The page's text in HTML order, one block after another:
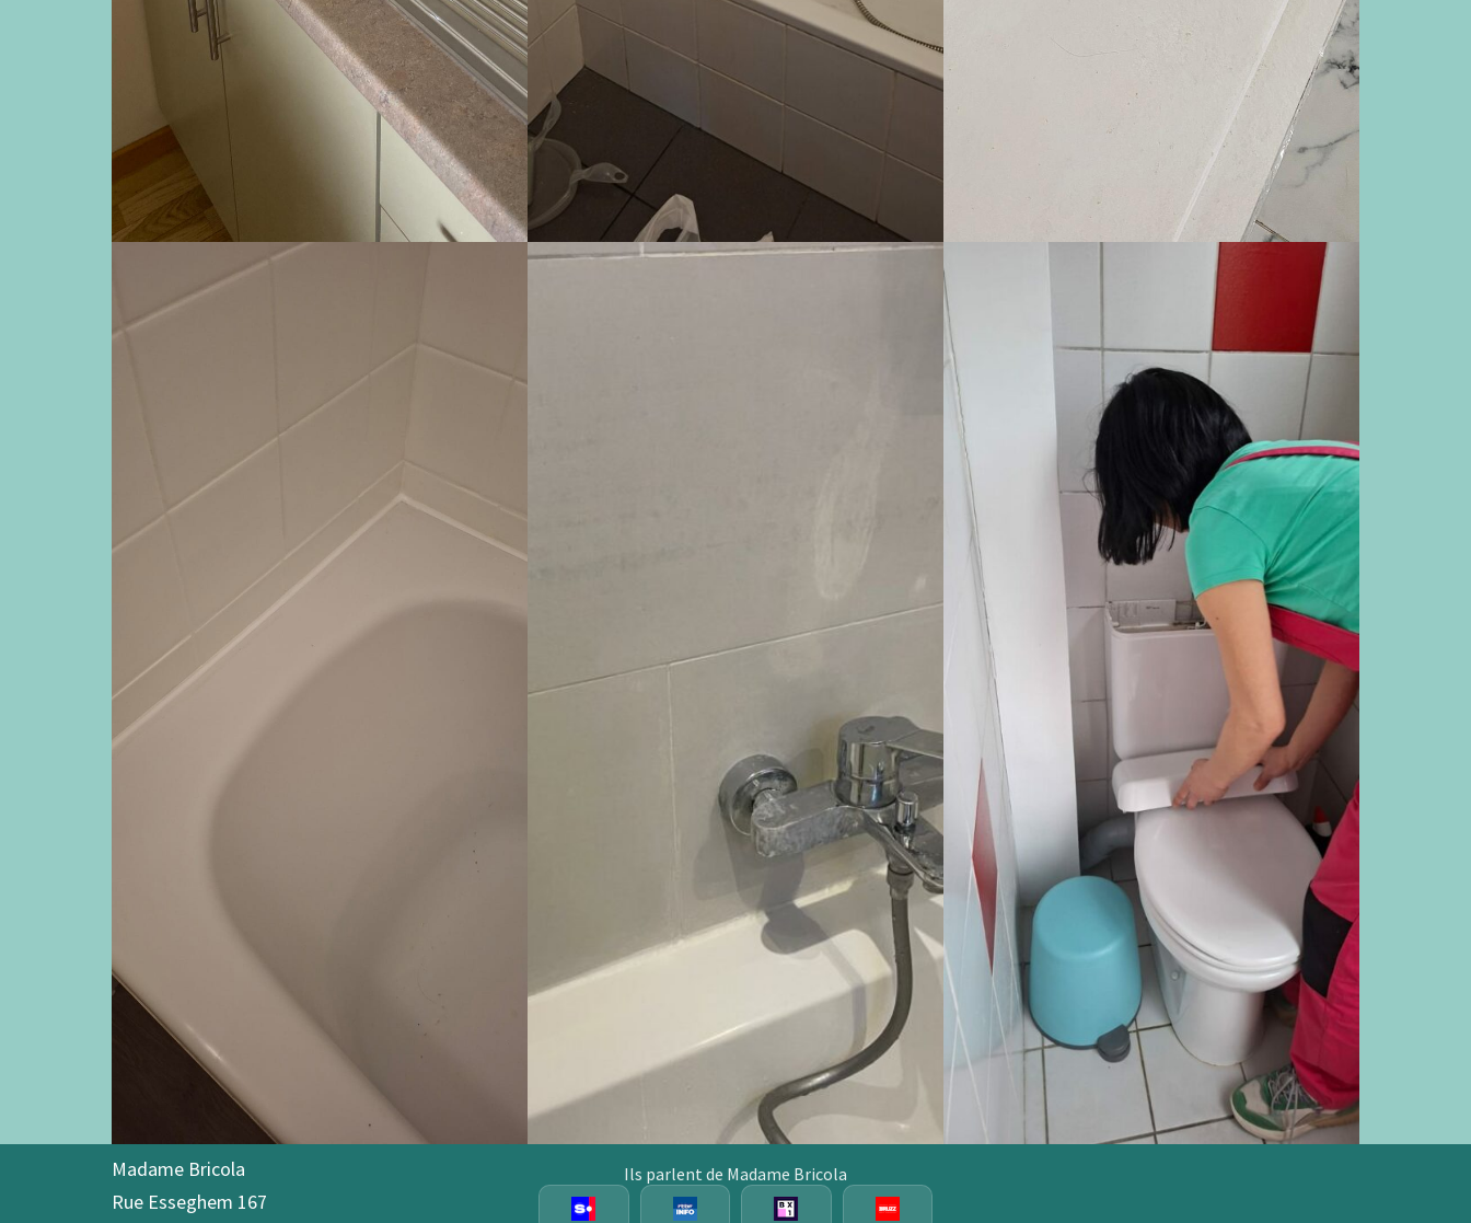
Madame Bricola
Rue Esseghem 167
Ils parlent de Madame Bricola